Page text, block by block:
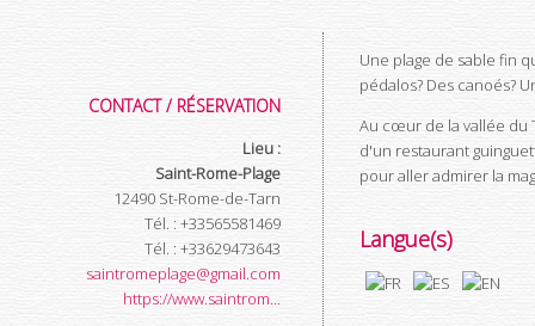
CONTACT / RÉSERVATION
Lieu :
Saint-Rome-Plage
12490 St-Rome-de-Tarn
Tél. : +33565581469
Tél. : +33629473643
saintromeplage@gmail.com
https://www.saintrom...
Une plage de sable fin
pédalos? Des canoés?
Au cœur de la vallée du
d'un restaurant
pour aller admirer la
Langue(s)